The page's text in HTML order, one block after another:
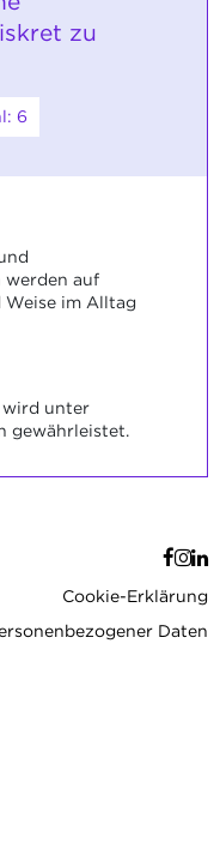
zu
6
auf
im Alltag
wird unter
gewährleistet.
Cookie-Erklärung
Daten